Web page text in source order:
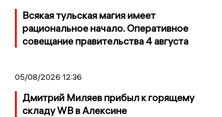
Всякая тульская магия имеет
рациональное начало. Оперативное
совещание правительства 4 августа
05/08/2026 12:36
Дмитрий Миляев прибыл к горящему
складу WB в Алексине